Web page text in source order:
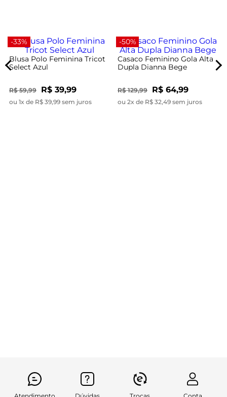
-33%
Blusa Polo Feminina Tricot
Select Azul
R$ 59,99 R$ 39,99
ou 1x de R$ 39,99 sem juros
-50%
Casaco Feminino Gola Alta
Dupla Dianna Bege
R$ 129,99 R$ 64,99
ou 2x de R$ 32,49 sem juros